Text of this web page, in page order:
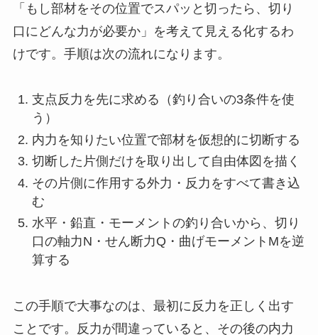
「もし部材をその位置でスパッと切ったら、切り
口にどんな力が必要か」を考えて見える化するわ
けです。手順は次の流れになります。
支点反力を先に求める（釣り合いの3条件を使
う）
内力を知りたい位置で部材を仮想的に切断する
切断した片側だけを取り出して自由体図を描く
その片側に作用する外力・反力をすべて書き込
む
水平・鉛直・モーメントの釣り合いから、切り
口の軸力N・せん断力Q・曲げモーメントMを逆
算する
この手順で大事なのは、最初に反力を正しく出す
ことです。反力が間違っていると、その後の内力